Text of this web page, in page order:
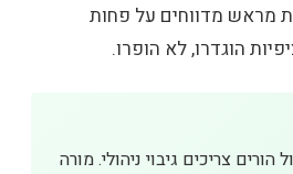
מראש מדווחים על פחות
הוגדרו, לא הופרו.
צריכים גיבוי ניהולי. מורה